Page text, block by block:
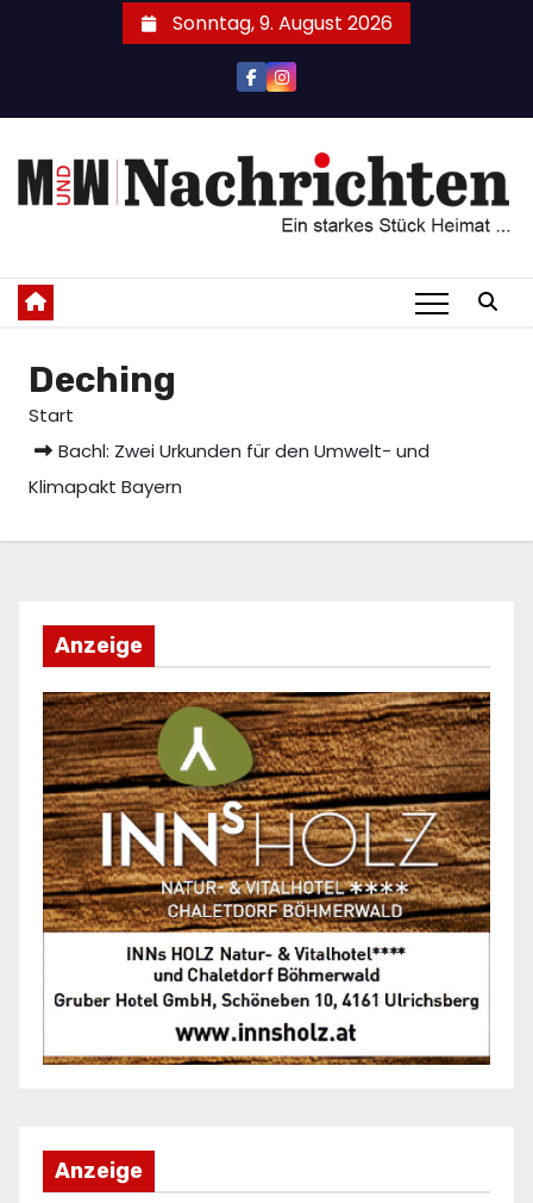
Sonntag, 9. August 2026
Deching
Start
Bachl: Zwei Urkunden für den Umwelt- und
Klimapakt Bayern
Anzeige
Anzeige